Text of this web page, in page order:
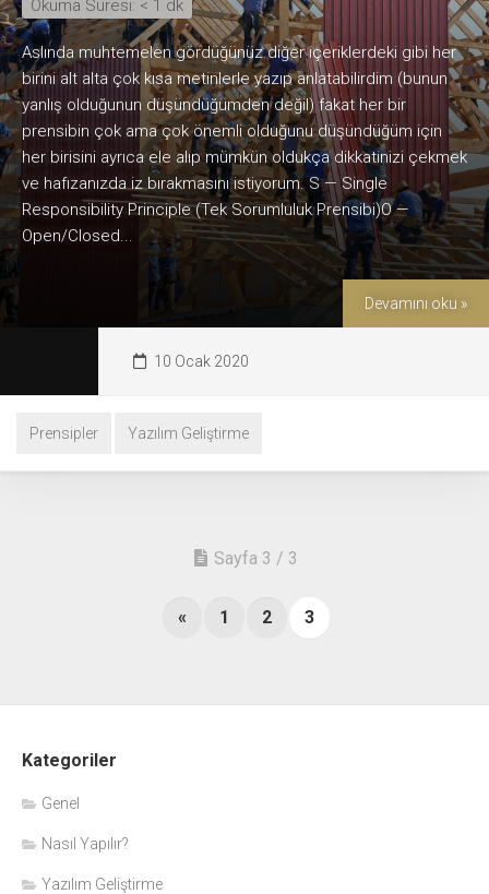
Okuma Süresi: < 1 dk
Aslında muhtemelen gördüğünüz diğer içeriklerdeki gibi her
birini alt alta çok kısa metinlerle yazıp anlatabilirdim (bunun
yanlış olduğunun düşündüğümden değil) fakat her bir
prensibin çok ama çok önemli olduğunu düşündüğüm için
her birisini ayrıca ele alıp mümkün oldukça dikkatinizi çekmek
ve hafızanızda iz bırakmasını istiyorum. S — Single
Responsibility Principle (Tek Sorumluluk Prensibi)O —
Open/Closed...
Devamını oku »
10 Ocak 2020
Prensipler Yazılım Geliştirme
Sayfa 3 / 3
« 1 2 3
Kategoriler
Genel
Nasıl Yapılır?
Yazılım Geliştirme